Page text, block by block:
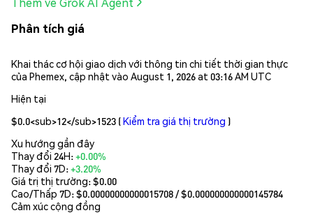
Phân tích giá
Khai thác cơ hội giao dịch với thông tin chi tiết thời gian thực
của Phemex, cập nhật vào August 1, 2026 at 03:16 AM UTC
Hiện tại
$0.0<sub>12</sub>1523 (Kiểm tra giá thị trường )
Xu hướng gần đây
Thay đổi 24H:+0.00%
Thay đổi 7D:+3.20%
Giá trị thị trường:$0.00
Cao/Thấp 7D: $0.00000000000015708 / $0.000000000000145784
Cảm xúc cộng đồng